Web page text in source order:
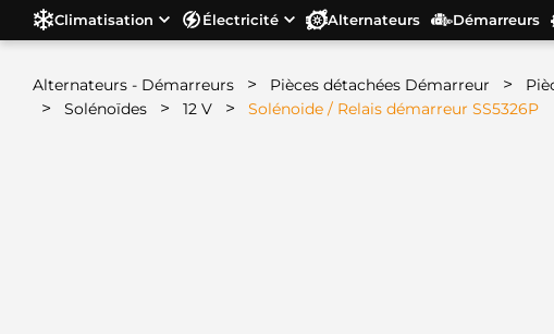
Climatisation Électricité Alternateurs Démarreurs
Alternateurs - Démarreurs > Pièces détachées Démarreur >
> Solénoïdes > 12 V > Solénoide / Relais démarreur SS5326P